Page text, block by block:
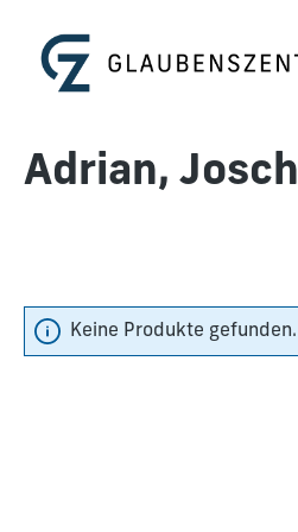
Adrian, Josch
Keine Produkte gefunden.